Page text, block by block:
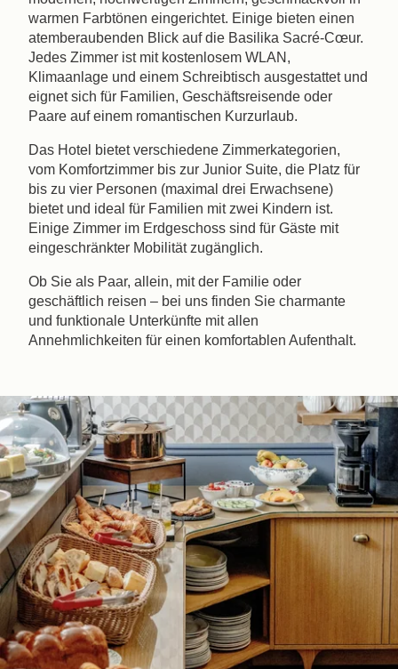
warmen Farbtönen eingerichtet. Einige bieten einen
atemberaubenden Blick auf die Basilika Sacré-Cœur.
Jedes Zimmer ist mit kostenlosem WLAN,
Klimaanlage und einem Schreibtisch ausgestattet und
eignet sich für Familien, Geschäftsreisende oder
Paare auf einem romantischen Kurzurlaub.
Das Hotel bietet verschiedene Zimmerkategorien,
vom Komfortzimmer bis zur Junior Suite, die Platz für
bis zu vier Personen (maximal drei Erwachsene)
bietet und ideal für Familien mit zwei Kindern ist.
Einige Zimmer im Erdgeschoss sind für Gäste mit
eingeschränkter Mobilität zugänglich.
Ob Sie als Paar, allein, mit der Familie oder
geschäftlich reisen – bei uns finden Sie charmante
und funktionale Unterkünfte mit allen
Annehmlichkeiten für einen komfortablen Aufenthalt.